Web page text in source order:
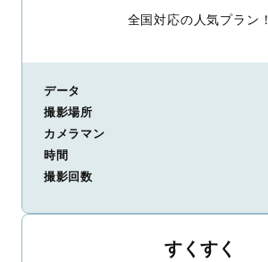
全国対応の人気プラン！
データ
撮影場所
カメラマン
時間
撮影回数
すくすく